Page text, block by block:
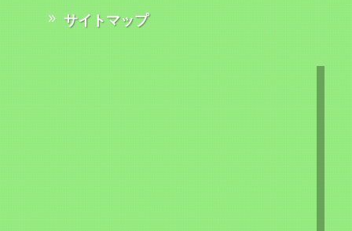
サイトマップ